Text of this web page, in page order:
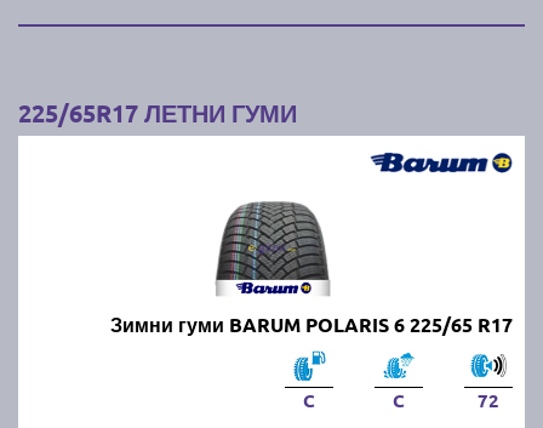
225/65R17 ЛЕТНИ ГУМИ
Зимни гуми BARUM POLARIS 6 225/65 R17
C C 72